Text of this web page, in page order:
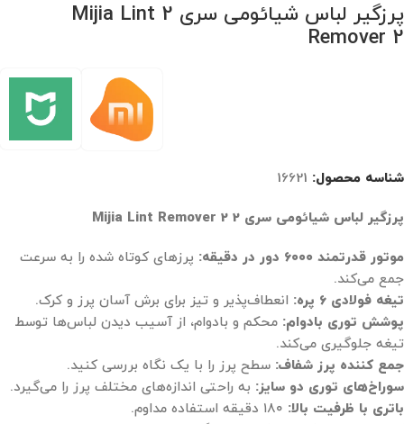
پرزگیر لباس شیائومی سری 2 Mijia Lint
Remover 2
شناسه محصول: 16621
پرزگیر لباس شیائومی سری 2 Mijia Lint Remover 2
موتور قدرتمند ۶۰۰۰ دور در دقیقه:
پرزهای کوتاه شده را به سرعت
جمع می‌کند.
تیغه فولادی ۶ پره:
انعطاف‌پذیر و تیز برای برش آسان پرز و کرک.
پوشش توری بادوام: محکم و بادوام، از آسیب دیدن لباس‌ها توسط
تیغه جلوگیری می‌کند.
جمع کننده پرز شفاف: سطح پرز را با یک نگاه بررسی کنید.
سوراخ‌های توری دو سایز: به راحتی اندازه‌های مختلف پرز را می‌گیرد.
باتری با ظرفیت بالا: ۱۸۰ دقیقه استفاده مداوم.